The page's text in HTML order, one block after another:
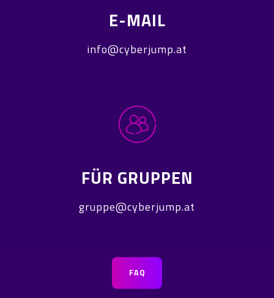
E-MAIL
info@cyberjump.at
FÜR GRUPPEN
gruppe@cyberjump.at
FAQ